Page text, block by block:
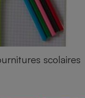
scolaires